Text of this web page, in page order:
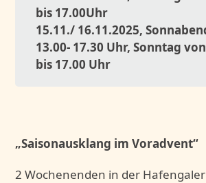
bis 17.00Uhr
15.11./ 16.11.2025,
13.00- 17.30 Uhr, Sonntag
bis 17.00 Uhr
„Saisonausklang im Voradvent“
2 Wochenenden in der